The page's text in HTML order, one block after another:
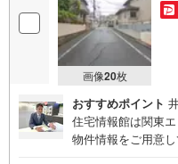
画像20枚
おすすめポイント
住宅情報館は関東
物件情報をご用意